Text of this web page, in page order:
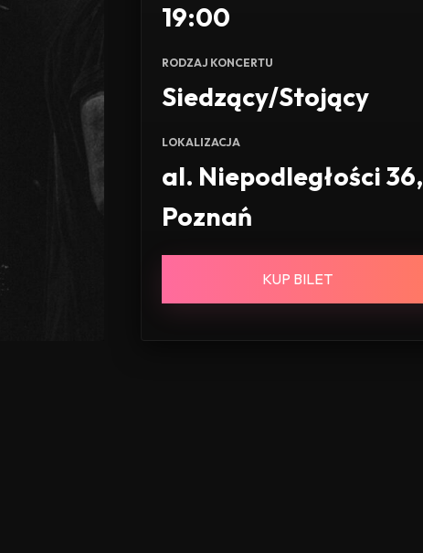
19:00
RODZAJ KONCERTU
Siedzący/Stojący
LOKALIZACJA
al. Niepodległości 36,
Poznań
KUP BILET